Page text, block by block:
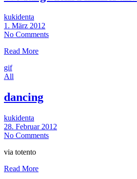
kukidenta
1. März 2012
No Comments
Read More
gif
All
dancing
kukidenta
28. Februar 2012
No Comments
via totento
Read More